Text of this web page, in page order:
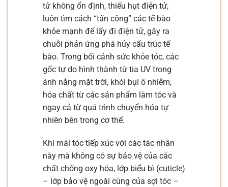
tử không ổn định, thiếu hụt điện tử,
luôn tìm cách “tấn công” các tế bào
khỏe mạnh để lấy đi điện tử, gây ra
chuỗi phản ứng phá hủy cấu trúc tế
bào. Trong bối cảnh sức khỏe tóc, các
gốc tự do hình thành từ tia UV trong
ánh nắng mặt trời, khói bụi ô nhiễm,
hóa chất từ các sản phẩm làm tóc và
ngay cả từ quá trình chuyển hóa tự
nhiên bên trong cơ thể.
Khi mái tóc tiếp xúc với các tác nhân
này mà không có sự bảo vệ của các
chất chống oxy hóa, lớp biểu bì (cuticle)
– lớp bảo vệ ngoài cùng của sợi tóc –